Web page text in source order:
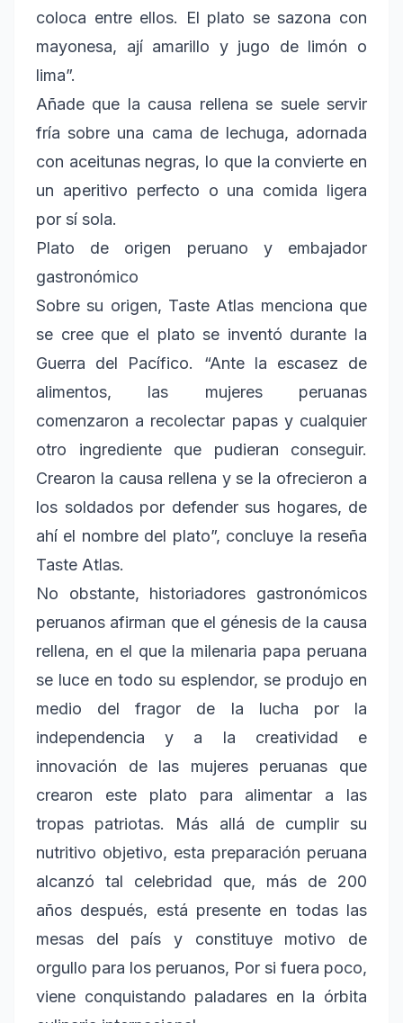
coloca entre ellos. El plato se sazona con
mayonesa, ají amarillo y jugo de limón o
lima”.
Añade que la causa rellena se suele servir
fría sobre una cama de lechuga, adornada
con aceitunas negras, lo que la convierte en
un aperitivo perfecto o una comida ligera
por sí sola.
Plato de origen peruano y embajador
gastronómico
Sobre su origen, Taste Atlas menciona que
se cree que el plato se inventó durante la
Guerra del Pacífico. “Ante la escasez de
alimentos, las mujeres peruanas
comenzaron a recolectar papas y cualquier
otro ingrediente que pudieran conseguir.
Crearon la causa rellena y se la ofrecieron a
los soldados por defender sus hogares, de
ahí el nombre del plato”, concluye la reseña
Taste Atlas.
No obstante, historiadores gastronómicos
peruanos afirman que el génesis de la causa
rellena, en el que la milenaria papa peruana
se luce en todo su esplendor, se produjo en
medio del fragor de la lucha por la
independencia y a la creatividad e
innovación de las mujeres peruanas que
crearon este plato para alimentar a las
tropas patriotas. Más allá de cumplir su
nutritivo objetivo, esta preparación peruana
alcanzó tal celebridad que, más de 200
años después, está presente en todas las
mesas del país y constituye motivo de
orgullo para los peruanos, Por si fuera poco,
viene conquistando paladares en la órbita